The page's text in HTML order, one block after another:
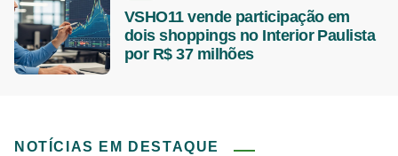
VSHO11 vende participação em
dois shoppings no Interior Paulista
por R$ 37 milhões
NOTÍCIAS EM DESTAQUE